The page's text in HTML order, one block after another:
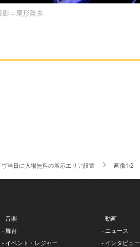
影＝尾形隆夫
当日に入場無料の展示エリア設置 画像1/2
- 音楽
- 舞台
- イベント・レジャー
- 動画
- ニュース
- インタビュー